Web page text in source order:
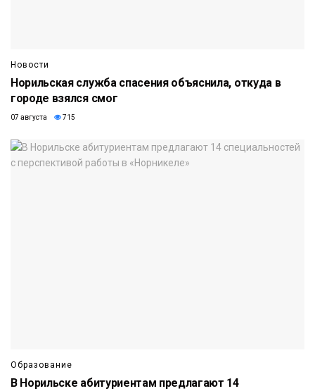
Новости
Норильская служба спасения объяснила, откуда в
городе взялся смог
07 августа 715
Образование
В Норильске абитуриентам предлагают 14